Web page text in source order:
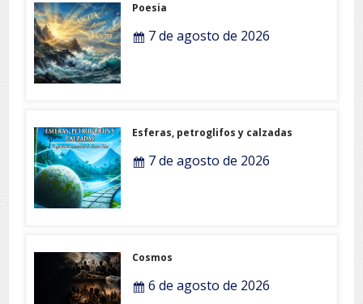
Poesia
7 de agosto de 2026
Esferas, petroglifos y calzadas
7 de agosto de 2026
Cosmos
6 de agosto de 2026